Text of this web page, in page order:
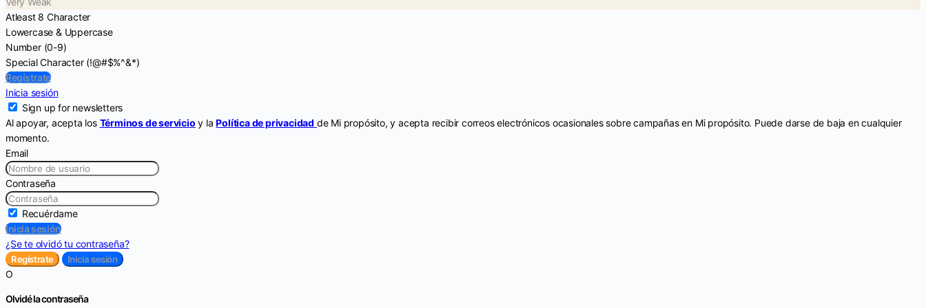
Atleast 8 Character
Lowercase & Uppercase
Number (0-9)
Special Character (!@#$%^&*)
Regístrate
Inicia sesión
Sign up for newsletters
Al apoyar, acepta los Términos de servicio y laPolítica de privacidad de Mi propósito, y acepta recibir correos electrónicos ocasionales sobre campañas en Mi propósito. Puede darse de baja en cualquier
momento.
Email
Contraseña
Recuérdame
Inicia sesión
¿Se te olvidó tu contraseña?
Regístrate Inicia sesión
O
Olvidé la contraseña